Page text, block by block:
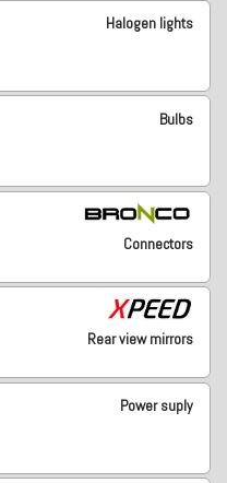
Halogen lights
Bulbs
Connectors
Rear view mirrors
Power suply